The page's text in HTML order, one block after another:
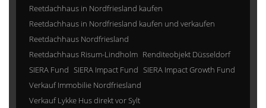
Reetdachhaus in Nordfriesland kaufen
Reetdachhaus in Nordfriesland kaufen und verkaufen
Reetdachhaus Nordfriesland
Reetdachhaus Risum-Lindholm Renditeobjekt Düsseldorf
SIERA Fund SIERA Impact Fund SIERA Impact Growth Fund
Verkauf Immobilie Nordfriesland
Verkauf Lykke Hus direkt vor Sylt